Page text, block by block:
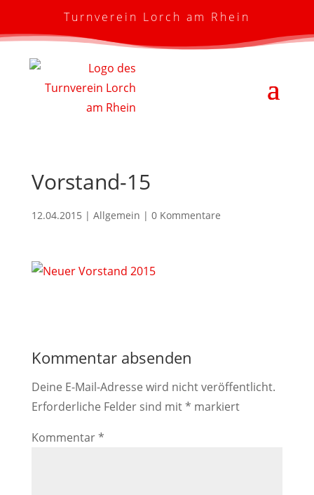
Turnverein Lorch am Rhein
Vorstand-15
12.04.2015 | Allgemein | 0 Kommentare
Kommentar absenden
Deine E-Mail-Adresse wird nicht veröffentlicht.
Erforderliche Felder sind mit* markiert
Kommentar*